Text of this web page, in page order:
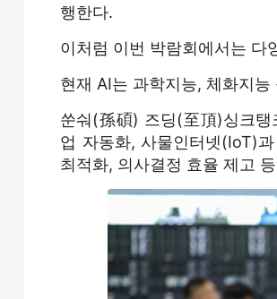
행한다.
이처럼 이번 박람회에서는 다
현재 AI는 과학지능, 체화지능
쑨숴(孫碩) 즈딩(至頂)싱크탱
업 자동화, 사물인터넷(IoT)
최적화, 의사결정 효율 제고